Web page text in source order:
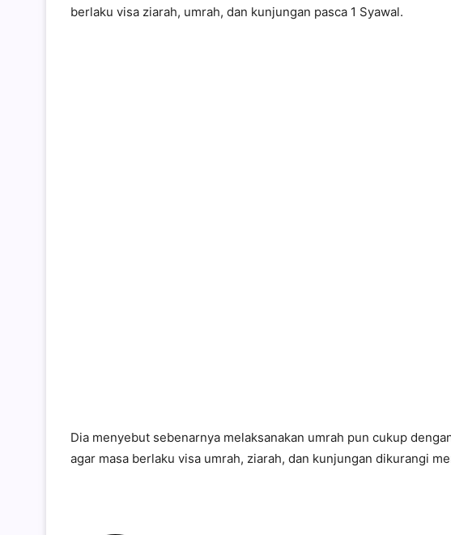
berlaku visa ziarah, umrah, dan kunjungan pasca 1 Syawal.
Dia menyebut sebenarnya melaksanakan umrah pun cukup
agar masa berlaku visa umrah, ziarah, dan kunjungan dikurangi